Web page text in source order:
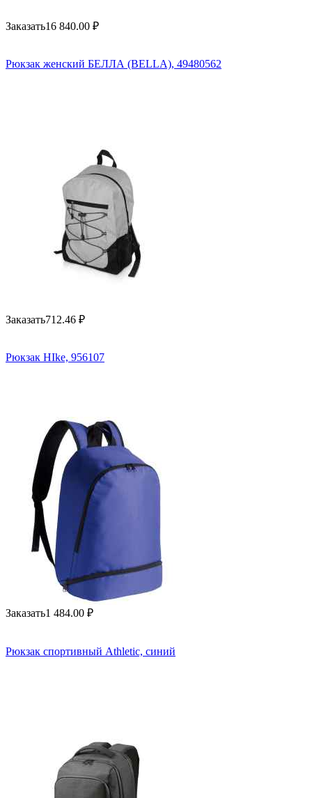
Заказать16 840.00 ₽
Рюкзак женский БЕЛЛА (BELLA), 49480562
Заказать712.46 ₽
Рюкзак HIke, 956107
Заказать1 484.00 ₽
Рюкзак спортивный Athletic, синий